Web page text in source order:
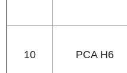
10 PCA H6